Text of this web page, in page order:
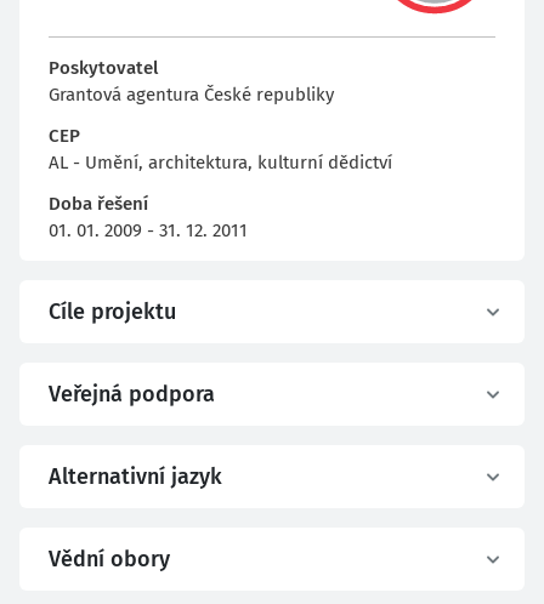
Poskytovatel
Grantová agentura České republiky
CEP
AL - Umění, architektura, kulturní dědictví
Doba řešení
01. 01. 2009 - 31. 12. 2011
Cíle projektu
Veřejná podpora
Alternativní jazyk
Vědní obory